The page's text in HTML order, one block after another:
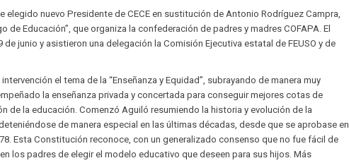
elegido nuevo Presidente de CECE en sustitución de Antonio Rodríguez Campra,
de Educación”, que organiza la confederación de padres y madres COFAPA. El
de junio y asistieron una delegación la Comisión Ejecutiva estatal de FEUSO y de
el tema de la “Enseñanza y Equidad”, subrayando de manera muy
la enseñanza privada y concertada para conseguir mejores cotas de
de la educación. Comenzó Aguiló resumiendo la historia y evolución de la
de manera especial en las últimas décadas, desde que se aprobase en
Esta Constitución reconoce, con un generalizado consenso que no fue fácil de
los padres de elegir el modelo educativo que deseen para sus hijos. Más